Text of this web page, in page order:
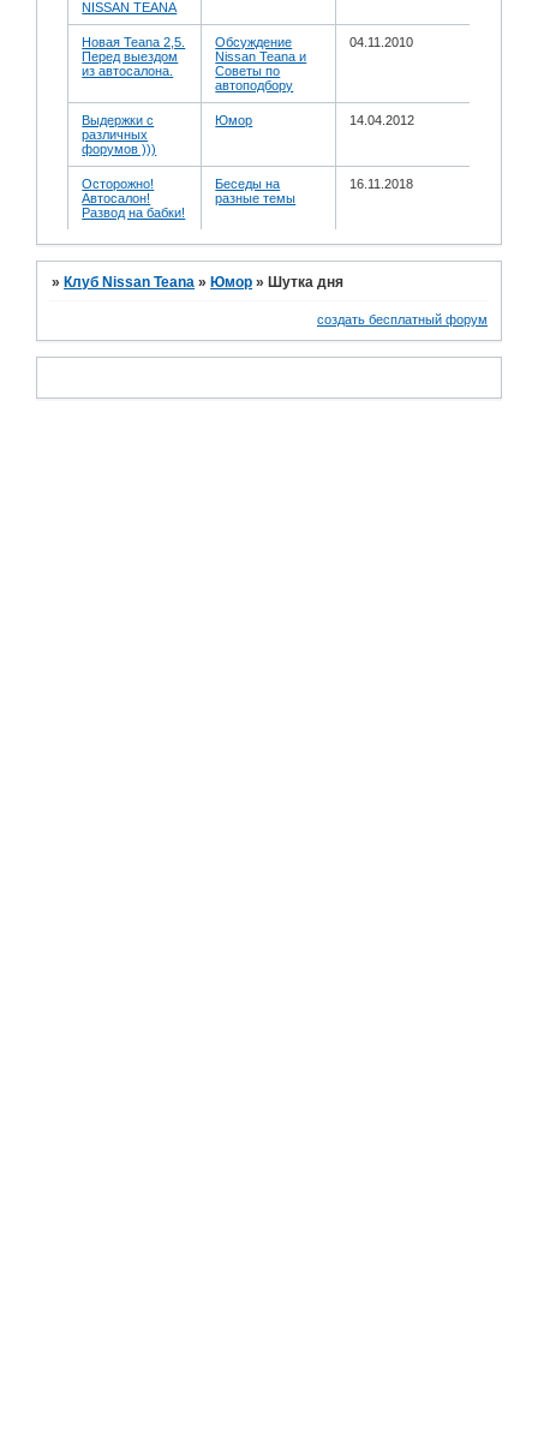
NISSAN TEANA
Новая Teana 2,5.
Перед выездом
из автосалона.
Обсуждение
Nissan Teana и
Советы по
автоподбору
04.11.2010
Выдержки с
различных
форумов )))
Юмор 14.04.2012
Осторожно!
Автосалон!
Развод на бабки!
Беседы на
разные темы
16.11.2018
» Клуб Nissan Teana » Юмор » Шутка дня
создать бесплатный форум